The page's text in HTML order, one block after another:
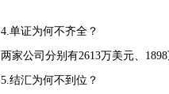
4.单证为何不齐全？
两家公司分别有2613万美元、
5.结汇为何不到位？